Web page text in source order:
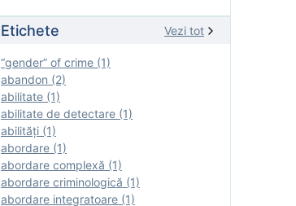
Etichete Vezi tot
“gender” of crime (1)
abandon (2)
abilitate (1)
abilitate de detectare (1)
abilităţi (1)
abordare (1)
abordare complexă (1)
abordare criminologică (1)
abordare integratoare (1)